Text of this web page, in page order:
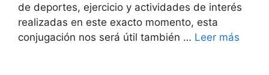
de deportes, ejercicio y actividades de interés
realizadas en este exacto momento, esta
conjugación nos será útil también … Leer más